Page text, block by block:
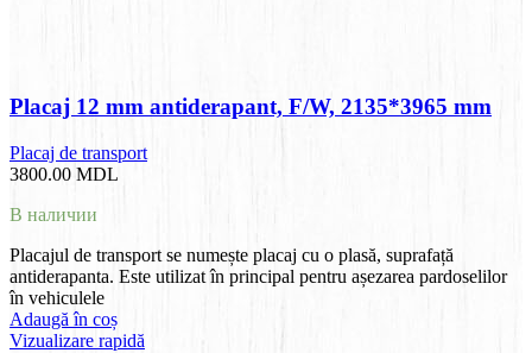
Placaj 12 mm antiderapant, F/W, 2135*3965 mm
Placaj de transport
3800.00 MDL
В наличии
Placajul de transport se numește placaj cu o plasă, suprafață
antiderapanta. Este utilizat în principal pentru așezarea pardoselilor
în vehiculele
Adaugă în coș
Vizualizare rapidă